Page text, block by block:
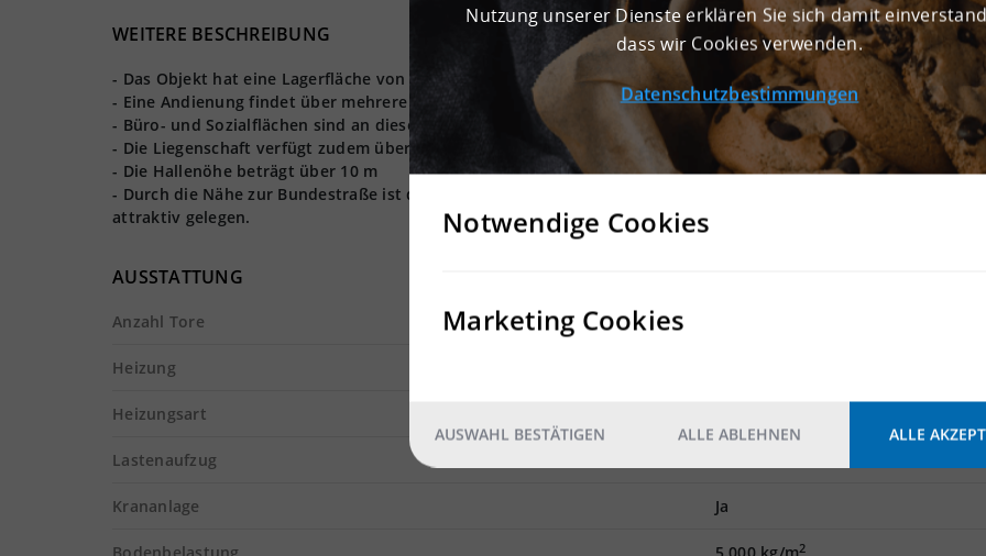
WEITERE BESCHREIBUNG
- Das Objekt hat eine Lagerfläche von ca. 30.000 m² und ist sowohl zur Lagerung als auch zur Produktion
- Eine Andienung findet über mehrere ebenerdige Tore statt
- Büro- und Sozialflächen sind an diesem Standort ebenfalls vorhanden
- Die Liegenschaft verfügt zudem über einen Gleisanschluss
- Die Hallenöhe beträgt über 10 m
- Durch die Nähe zur Bundestraße ist diese Liegenschaft sehr gut mit der Autobahn verbunden und
attraktiv gelegen.
AUSSTATTUNG
Anzahl Tore
Heizung
Heizungsart
Lastenaufzug
Krananlage Ja
2
Nutzung unserer Dienste erklären Sie sich damit
dass wir Cookies verwenden.
Datenschutzbestimmungen
Notwendige Cookies
Marketing Cookies
AUSWAHL BESTÄTIGEN ALLE ABLEHNEN ALLE